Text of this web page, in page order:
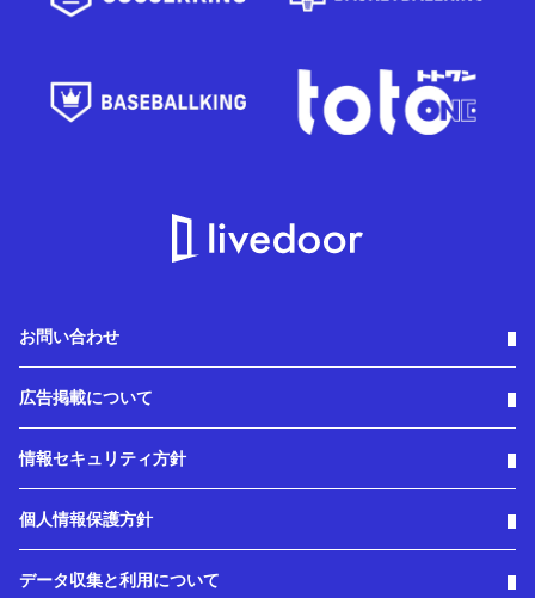
お問い合わせ
広告掲載について
情報セキュリティ方針
個人情報保護方針
データ収集と利用について